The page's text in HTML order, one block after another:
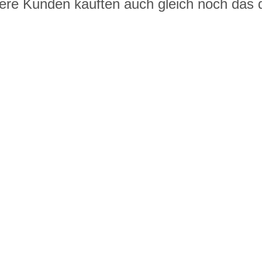
Kunden kauften auch gleich noch das